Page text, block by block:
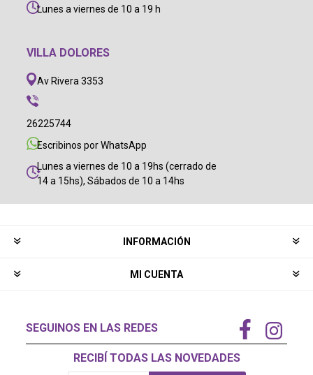
Lunes a viernes de 10 a 19 h
VILLA DOLORES
Av Rivera 3353
26225744
Escribinos por WhatsApp
Lunes a viernes de 10 a 19hs (cerrado de
14 a 15hs), Sábados de 10 a 14hs
INFORMACIÓN
MI CUENTA
SEGUINOS EN LAS REDES
RECIBÍ TODAS LAS NOVEDADES